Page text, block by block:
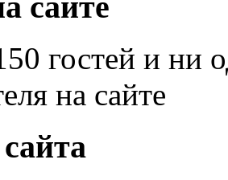
гостей и ни
на сайте